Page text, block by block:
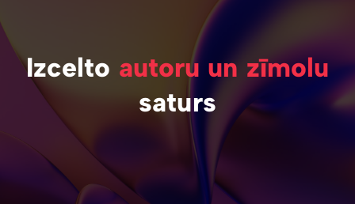
Izcelto autoru un zīmolu
saturs